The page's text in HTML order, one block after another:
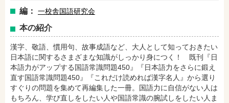
編： 一校舎国語研究会
本の紹介
漢字、敬語、慣用句、故事成語など、大人として知っておきたい
日本語に関するさまざまな知識がしっかり身につく！ 既刊『日
本語力がアップする国語常識問題450』『日本語力をさらに鍛え
直す国語常識問題450』『これだけ読めれば漢字名人』から選り
すぐりの問題を集めて再編集した一冊。国語力に自信がない人は
もちろん、学び直しをしたい人や国語常識の腕試しをしたい人ま
セブンネットショッピングで購入
e-honで購入 Honya Club.comで購入